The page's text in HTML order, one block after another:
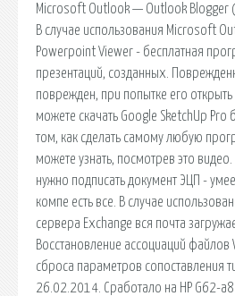
Microsoft Outlook — Outlook Blogger
В случае использования Microsoft
Powerpoint Viewer - бесплатная
презентаций, созданных.
поврежден, при попытке его
можете скачать Google SketchUp Pro
том, как сделать самому любую
можете узнать, посмотрев это
нужно подписать документ ЭЦП -
компе есть все. В случае
сервера Exchange вся почта
Восстановление ассоциаций файлов
сброса параметров сопоставления
26.02.2014. Сработало на HP G62-